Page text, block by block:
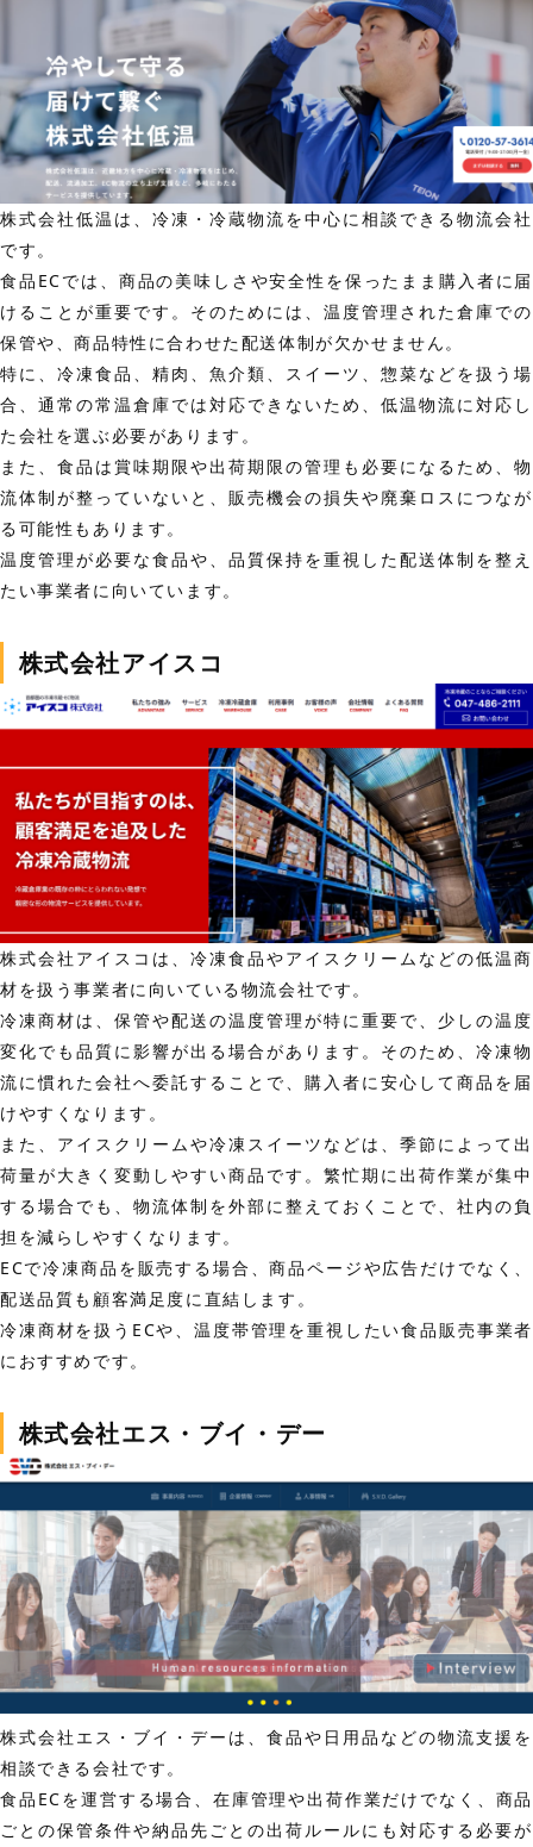
株式会社低温は、冷凍・冷蔵物流を中心に相談できる物流会社
です。
食品ECでは、商品の美味しさや安全性を保ったまま購入者に届
けることが重要です。そのためには、温度管理された倉庫での
保管や、商品特性に合わせた配送体制が欠かせません。
特に、冷凍食品、精肉、魚介類、スイーツ、惣菜などを扱う場
合、通常の常温倉庫では対応できないため、低温物流に対応し
た会社を選ぶ必要があります。
また、食品は賞味期限や出荷期限の管理も必要になるため、物
流体制が整っていないと、販売機会の損失や廃棄ロスにつなが
る可能性もあります。
温度管理が必要な食品や、品質保持を重視した配送体制を整え
たい事業者に向いています。
株式会社アイスコ
株式会社アイスコは、冷凍食品やアイスクリームなどの低温商
材を扱う事業者に向いている物流会社です。
冷凍商材は、保管や配送の温度管理が特に重要で、少しの温度
変化でも品質に影響が出る場合があります。そのため、冷凍物
流に慣れた会社へ委託することで、購入者に安心して商品を届
けやすくなります。
また、アイスクリームや冷凍スイーツなどは、季節によって出
荷量が大きく変動しやすい商品です。繁忙期に出荷作業が集中
する場合でも、物流体制を外部に整えておくことで、社内の負
担を減らしやすくなります。
ECで冷凍商品を販売する場合、商品ページや広告だけでなく、
配送品質も顧客満足度に直結します。
冷凍商材を扱うECや、温度帯管理を重視したい食品販売事業者
におすすめです。
株式会社エス・ブイ・デー
株式会社エス・ブイ・デーは、食品や日用品などの物流支援を
相談できる会社です。
食品ECを運営する場合、在庫管理や出荷作業だけでなく、商品
ごとの保管条件や納品先ごとの出荷ルールにも対応する必要が